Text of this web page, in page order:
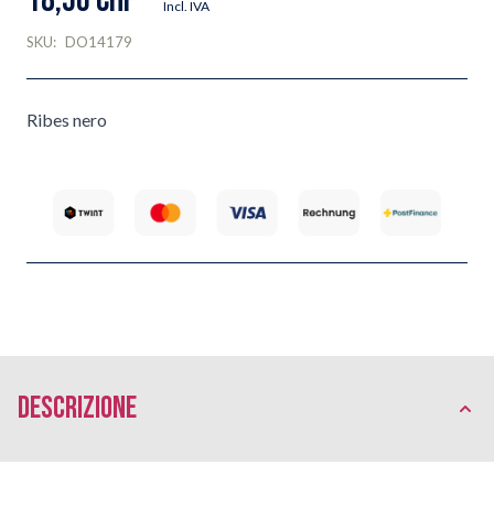
Incl. IVA
SKU: DO14179
Ribes nero
Descrizione